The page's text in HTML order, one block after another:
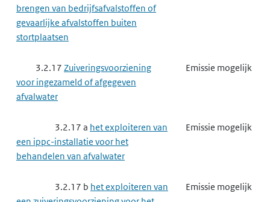
brengen van bedrijfsafvalstoffen of
gevaarlijke afvalstoffen buiten
stortplaatsen
3.2.17 Zuiveringsvoorziening
voor ingezameld of afgegeven
afvalwater
Emissie mogelijk
3.2.17 a het exploiteren van
een ippc-installatie voor het
behandelen van afvalwater
Emissie mogelijk
3.2.17 b het exploiteren van
Emissie mogelijk